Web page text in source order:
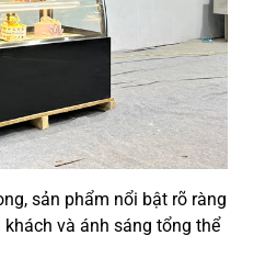
sản phẩm nổi bật rõ ràng
và ánh sáng tổng thể